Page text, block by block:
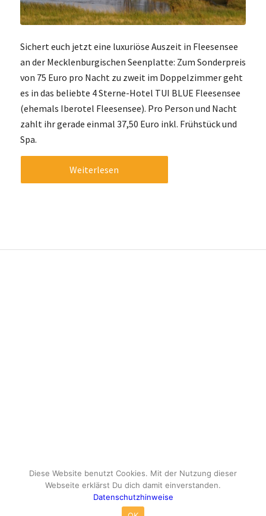
Sichert euch jetzt eine luxuriöse Auszeit in Fleesensee
an der Mecklenburgischen Seenplatte: Zum Sonderpreis
von 75 Euro pro Nacht zu zweit im Doppelzimmer geht
es in das beliebte 4 Sterne-Hotel TUI BLUE Fleesensee
(ehemals Iberotel Fleesensee). Pro Person und Nacht
zahlt ihr gerade einmal 37,50 Euro inkl. Frühstück und
Spa.
Weiterlesen
© Copyright - travelox.de - Sebastian Tuke
Diese Website benutzt Cookies. Mit der Nutzung dieser
Webseite erklärst Du dich damit einverstanden.
Datenschutzhinweise